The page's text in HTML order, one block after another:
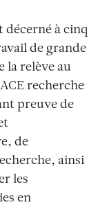
décerné à cinq
de grande
la relève au
recherche
preuve de
de
ainsi
les
en